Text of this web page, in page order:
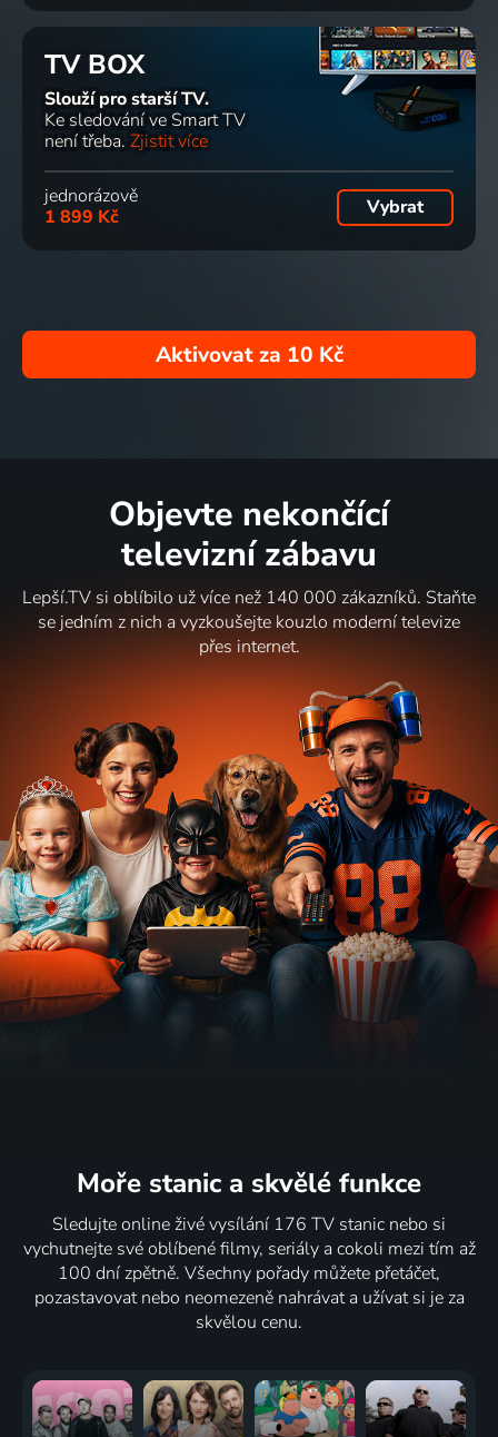
TV BOX
Slouží pro starší TV.
Ke sledování ve Smart TV
není třeba. Zjistit více
jednorázově
1 899 Kč
Vybrat
Aktivovat za 10 Kč
Objevte nekončící
televizní zábavu
Lepší.TV si oblíbilo už více než 140 000 zákazníků. Staňte
se jedním z nich a vyzkoušejte kouzlo moderní televize
přes internet.
Moře stanic a skvělé funkce
Sledujte online živé vysílání 176 TV stanic nebo si
vychutnejte své oblíbené filmy, seriály a cokoli mezi tím až
100 dní zpětně. Všechny pořady můžete přetáčet,
pozastavovat nebo neomezeně nahrávat a užívat si je za
skvělou cenu.